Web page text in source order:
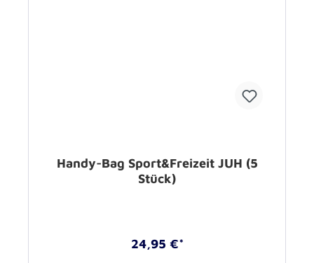
Handy-Bag Sport&Freizeit JUH (5
Stück)
24,95 €*